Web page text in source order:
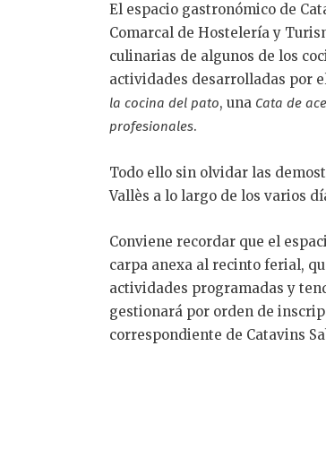
El espacio gastronómico de
Comarcal de Hostelería y
culinarias de algunos de los
actividades desarrolladas por
la cocina del pato, una Cata de
profesionales.
Todo ello sin olvidar las
Vallès a lo largo de los varios
Conviene recordar que el
carpa anexa al recinto ferial,
actividades programadas y
gestionará por orden de
correspondiente de Catavins